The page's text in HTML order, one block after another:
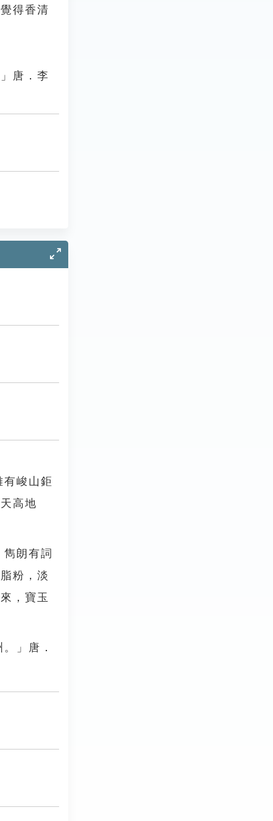
得香清
唐．李
峻山鉅
高地
朗有詞
粉，淡
，寶玉
」唐．